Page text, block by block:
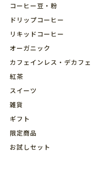
コーヒー豆・粉
ドリップコーヒー
リキッドコーヒー
オーガニック
カフェインレス・デカフェ
紅茶
スイーツ
雑貨
ギフト
限定商品
お試しセット